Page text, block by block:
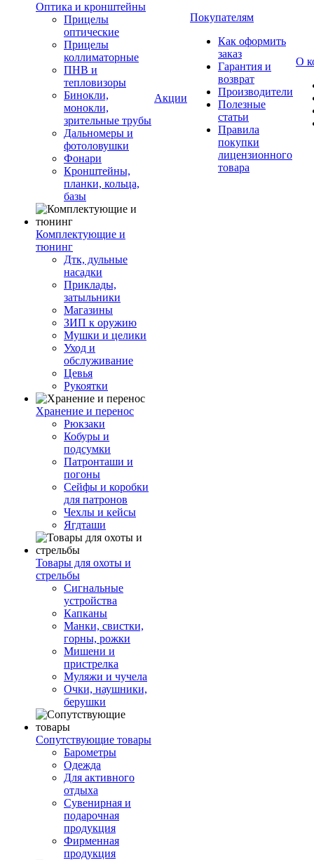
Оптика и кронштейны
Прицелы
оптические
Прицелы
коллиматорные
ПНВ и
тепловизоры
Бинокли,
монокли,
зрительные трубы
Дальномеры и
фотоловушки
Фонари
Кронштейны,
планки, кольца,
базы
Комплектующие и
тюнинг
Дтк, дульные
насадки
Приклады,
затыльники
Магазины
ЗИП к оружию
Мушки и целики
Уход и
обслуживание
Цевья
Рукоятки
Хранение и перенос
Рюкзаки
Кобуры и
подсумки
Патронташи и
погоны
Сейфы и коробки
для патронов
Чехлы и кейсы
Ягдташи
Товары для охоты и
стрельбы
Сигнальные
устройства
Капканы
Манки, свистки,
горны, рожки
Мишени и
пристрелка
Муляжи и чучела
Очки, наушники,
берушки
Сопутствующие товары
Барометры
Одежда
Для активного
отдыха
Сувенирная и
подарочная
продукция
Фирменная
продукция
Акции
Покупателям
Как оформить
заказ
Гарантия и
возврат
Производители
Полезные
статьи
Правила
покупки
лицензионного
товара
О